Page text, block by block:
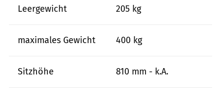
Leergewicht 205 kg
maximales Gewicht 400 kg
Sitzhöhe 810 mm - k.A.